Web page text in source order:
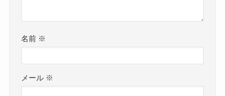
名前 ※
メール ※